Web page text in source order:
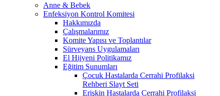
Anne & Bebek
Enfeksiyon Kontrol Komitesi
Hakkımızda
Çalışmalarımız
Komite Yapısı ve Toplantılar
Sürveyans Uygulamaları
El Hijyeni Politikamız
Eğitim Sunumları
Çocuk Hastalarda Cerrahi Profilaksi
Rehberi Slayt Seti
Erişkin Hastalarda Cerrahi Profilaksi